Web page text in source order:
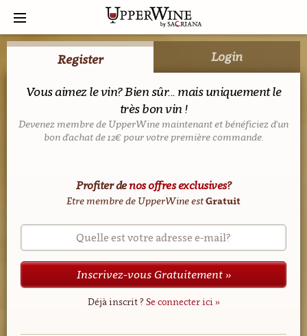
Register Login
Vous aimez le vin? Bien sûr... mais uniquement le
très bon vin !
Devenez membre de UpperWine maintenant et bénéficiez d'un
bon d'achat de 12€ pour votre première commande.
Profiter denos offres exclusives?
Etre membre de UpperWine estGratuit
Quelle est votre adresse e-mail?
Inscrivez-vous Gratuitement »
Déjà inscrit ?Se connecter ici »